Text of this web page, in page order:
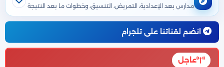
مدارس بعد الإعدادية، التمريض، التنسيق، وخطوات ما بعد النتيجة
انضم لقناتنا على تلجرام
عاجل